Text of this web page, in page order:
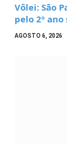
Vôlei: São
pelo 2º
AGOSTO 6, 2026